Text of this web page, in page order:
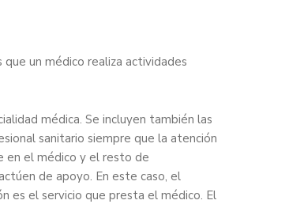
un médico realiza actividades
médica. Se incluyen también las
sanitario siempre que la atención
en el médico y el resto de
de apoyo. En este caso, el
es el servicio que presta el médico. El